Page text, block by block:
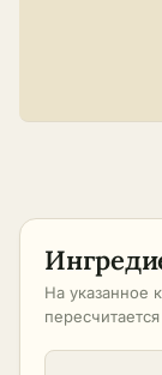
На указанное